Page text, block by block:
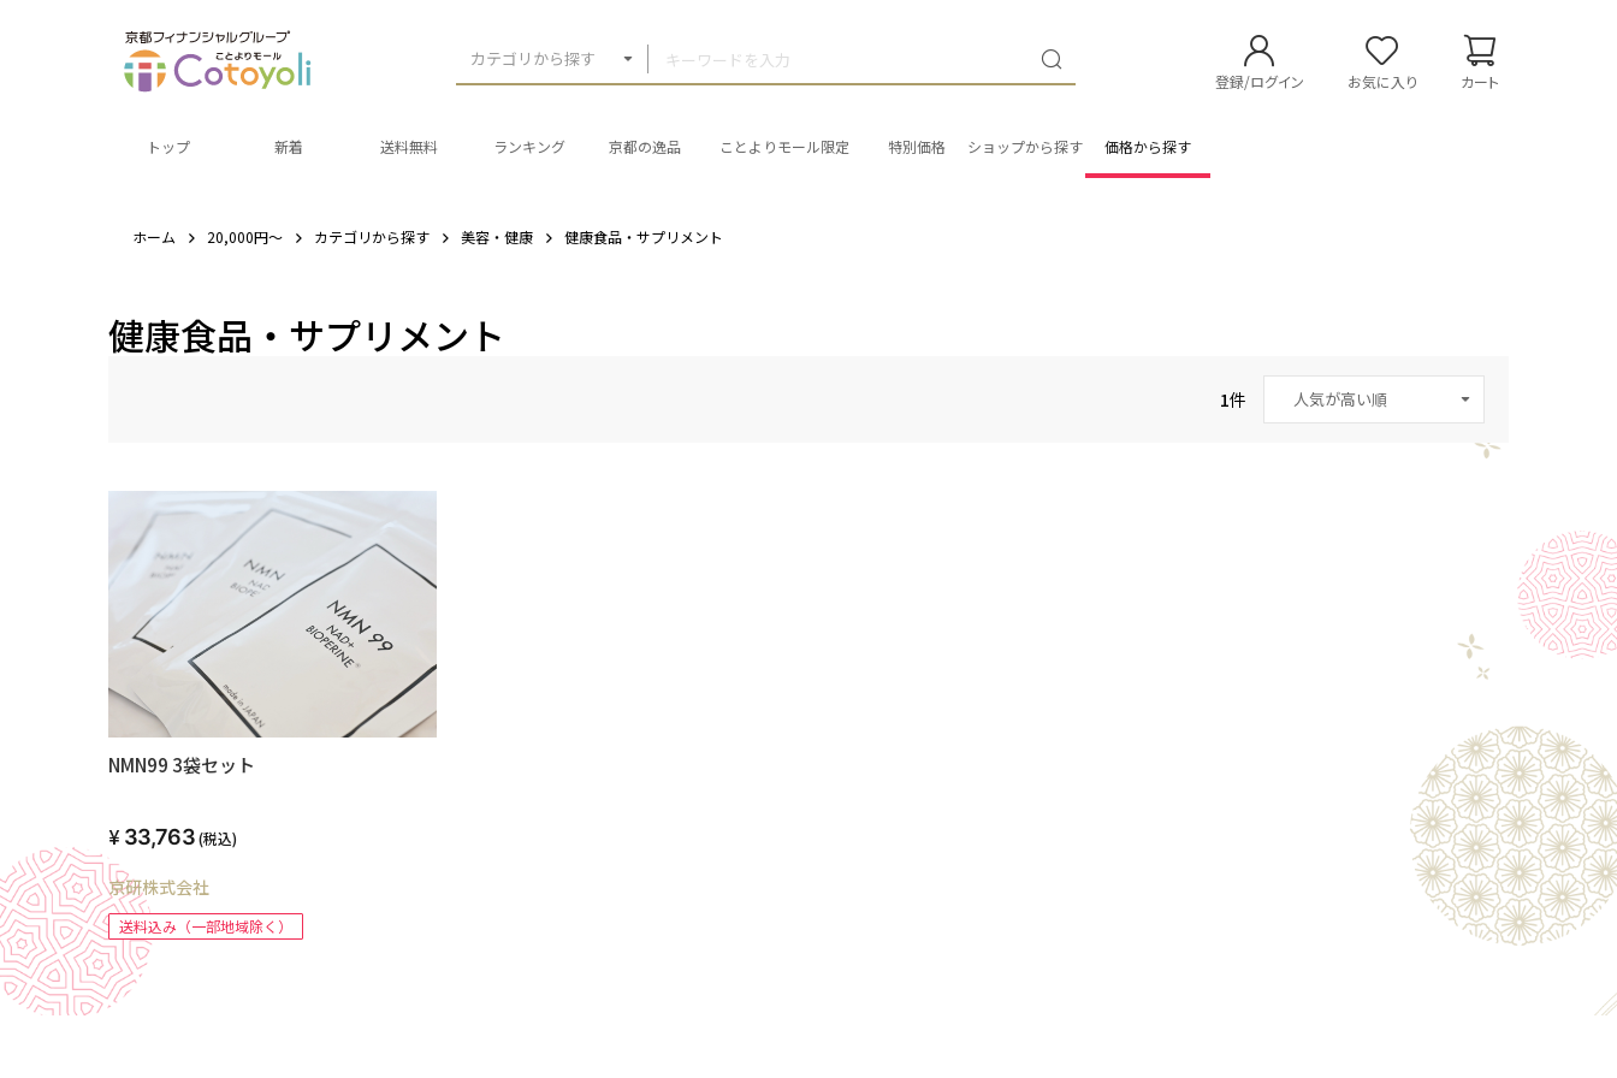
カテゴリから探す
登録/ログイン お気に入り カート
トップ 新着 送料無料 ランキング 京都の逸品 ことよりモール限定 特別価格 ショップから探す 価格から探す
ホーム 20,000円～ カテゴリから探す 美容・健康 健康食品・サプリメント
健康食品・サプリメント
1件
NMN99 3袋セット
33,763(税込)
京研株式会社
送料込み（一部地域除く）